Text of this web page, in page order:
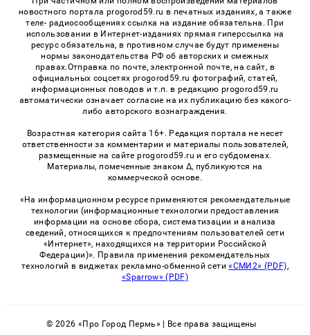
новостного портала progorod59.ru в печатных изданиях, а также
теле- радиосообщениях ссылка на издание обязательна. При
использовании в Интернет-изданиях прямая гиперссылка на
ресурс обязательна, в противном случае будут применены
нормы законодательства РФ об авторских и смежных
правах.Отправка по почте, электронной почте, на сайт, в
официальных соцсетях progorod59.ru фотографий, статей,
информационных поводов и т.п. в редакцию progorod59.ru
автоматически означает согласие на их публикацию без какого-
либо авторского вознаграждения.
Возрастная категория сайта 16+. Редакция портала не несет
ответственности за комментарии и материалы пользователей,
размещенные на сайте progorod59.ru и его субдоменах.
Материалы, помеченные знаком Δ, публикуются на
коммерческой основе.
«На информационном ресурсе применяются рекомендательные
технологии (информационные технологии предоставления
информации на основе сбора, систематизации и анализа
сведений, относящихся к предпочтениям пользователей сети
«Интернет», находящихся на территории Российской
Федерации)». Правила применения рекомендательных
технологий в виджетах рекламно-обменной сети«СМИ2» (PDF),
«Sparrow» (PDF)
© 2026 «Про Город Пермь» | Все права защищены